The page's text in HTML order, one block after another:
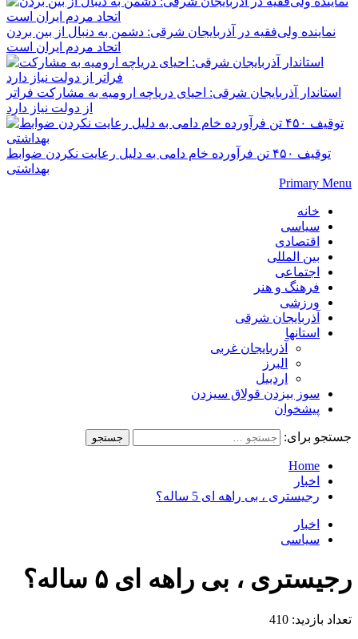
نماینده ولی‌فقیه در آذربایجان شرقی: دشمن به دنبال از بین بردن
اتحاد مردم ایران است
استاندار آذربایجان شرقی: احیای دریاچه ارومیه به مشارکت فراتر
از دولت نیاز دارد
توقیف ۴۵۰ تن فرآورده خام دامی به دلیل رعایت نکردن ضوابط
بهداشتی
Primary Menu
خانه
سیاسی
اقتصادی
بین المللی
اجتماعی
فرهنگ و هنر
ورزشی
آذربایجان شرقی
استانها
آذربایجان غربی
البرز
اردبیل
سوز بیزدن قولاق سیزدن
پیشخوان
جستجو برای:
Home
اخبار
رجیستری ، بی راهه ای 5 ساله؟
اخبار
سیاسی
رجیستری ، بی راهه ای ۵ ساله؟
تعداد بازدید: 410